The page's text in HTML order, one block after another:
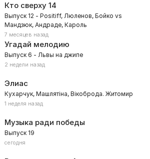
Кто сверху14
Выпуск 12 - Positiff, Люленов, Бойко vs
Мандзюк, Андраде, Кароль
7 месяцев назад
Угадай мелодию
Выпуск 6 - Львы на джипе
2 недели назад
Элиас
Кухарчук, Машлятіна, Вікоброда. Житомир
1 неделя назад
Музыка ради победы
Выпуск 19
сегодня